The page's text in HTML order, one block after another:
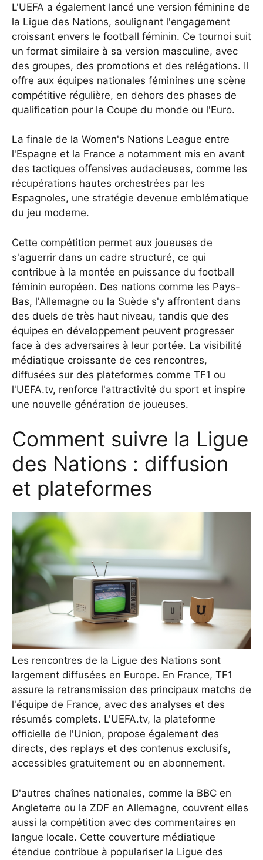
L'UEFA a également lancé une version féminine de
la Ligue des Nations, soulignant l'engagement
croissant envers le football féminin. Ce tournoi suit
un format similaire à sa version masculine, avec
des groupes, des promotions et des relégations. Il
offre aux équipes nationales féminines une scène
compétitive régulière, en dehors des phases de
qualification pour la Coupe du monde ou l'Euro.
La finale de la Women's Nations League entre
l'Espagne et la France a notamment mis en avant
des tactiques offensives audacieuses, comme les
récupérations hautes orchestrées par les
Espagnoles, une stratégie devenue emblématique
du jeu moderne.
Cette compétition permet aux joueuses de
s'aguerrir dans un cadre structuré, ce qui
contribue à la montée en puissance du football
féminin européen. Des nations comme les Pays-
Bas, l'Allemagne ou la Suède s'y affrontent dans
des duels de très haut niveau, tandis que des
équipes en développement peuvent progresser
face à des adversaires à leur portée. La visibilité
médiatique croissante de ces rencontres,
diffusées sur des plateformes comme TF1 ou
l'UEFA.tv, renforce l'attractivité du sport et inspire
une nouvelle génération de joueuses.
Comment suivre la Ligue
des Nations : diffusion
et plateformes
Les rencontres de la Ligue des Nations sont
largement diffusées en Europe. En France, TF1
assure la retransmission des principaux matchs de
l'équipe de France, avec des analyses et des
résumés complets. L'UEFA.tv, la plateforme
officielle de l'Union, propose également des
directs, des replays et des contenus exclusifs,
accessibles gratuitement ou en abonnement.
D'autres chaînes nationales, comme la BBC en
Angleterre ou la ZDF en Allemagne, couvrent elles
aussi la compétition avec des commentaires en
langue locale. Cette couverture médiatique
étendue contribue à populariser la Ligue des